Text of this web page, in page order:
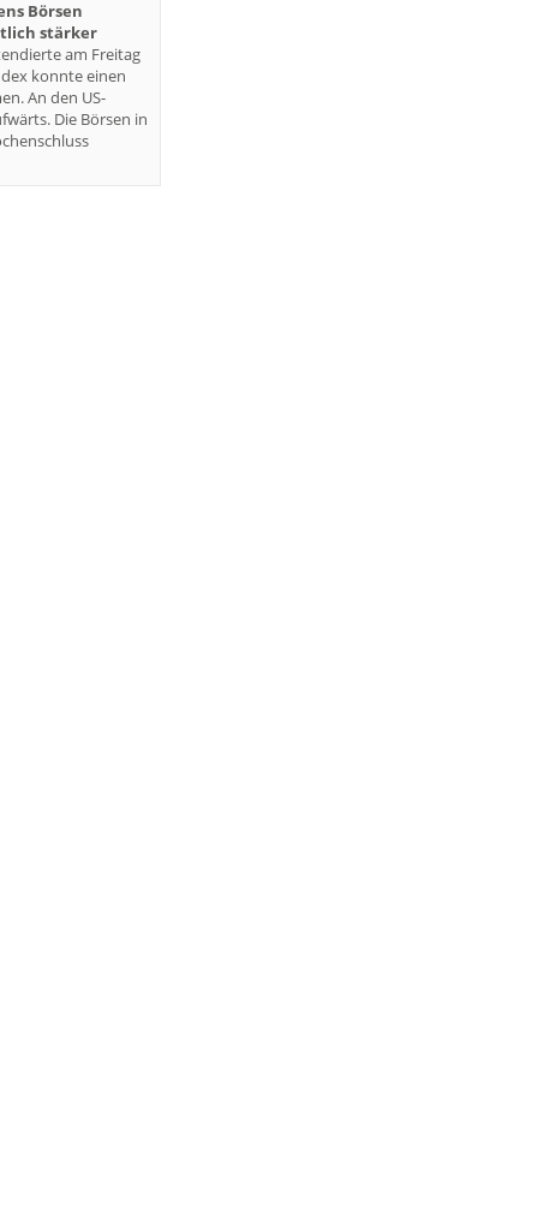
Börsen
stärker
am Freitag
konnte einen
An den US-
Die Börsen in